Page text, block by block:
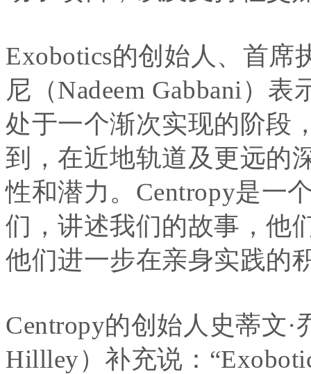
Exobotics的创始人、首席
尼（Nadeem Gabbani）
处于一个渐次实现的阶段
到，在近地轨道及更远的
性和潜力。Centropy是一
们，讲述我们的故事，他
他们进一步在亲身实践的
Centropy的创始人史蒂文·
Hillley）补充说：